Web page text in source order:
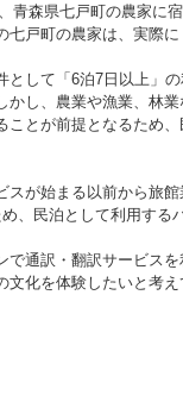
青森県七戸町の農家に
戸町の農家は、実際に
して「6泊7日以上」
し、農業や漁業、林
とが前提となるため
が始まる以前から旅
、民泊として利用する
通訳・翻訳サービス
化を体験したいと考